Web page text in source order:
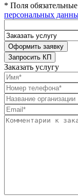
* Поля
персональных
Заказать услугу